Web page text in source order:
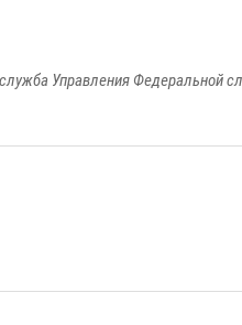
Управления Федеральной